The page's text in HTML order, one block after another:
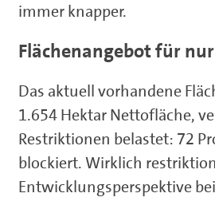
immer knapper.
Flächenangebot für
Das aktuell vorhandene
1.654 Hektar Nettofläche,
Restriktionen belastet: 72
blockiert. Wirklich
Entwicklungsperspektive